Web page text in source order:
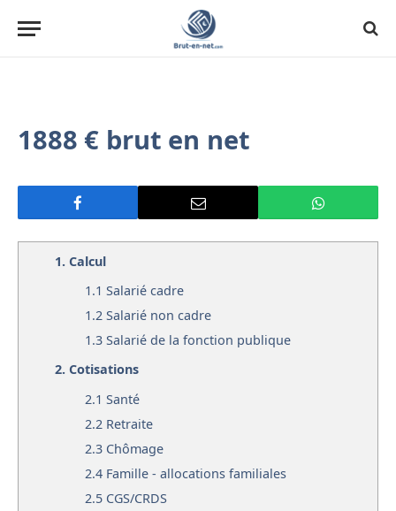
1888 € brut en net
1. Calcul
1.1 Salarié cadre
1.2 Salarié non cadre
1.3 Salarié de la fonction publique
2. Cotisations
2.1 Santé
2.2 Retraite
2.3 Chômage
2.4 Famille - allocations familiales
2.5 CGS/CRDS